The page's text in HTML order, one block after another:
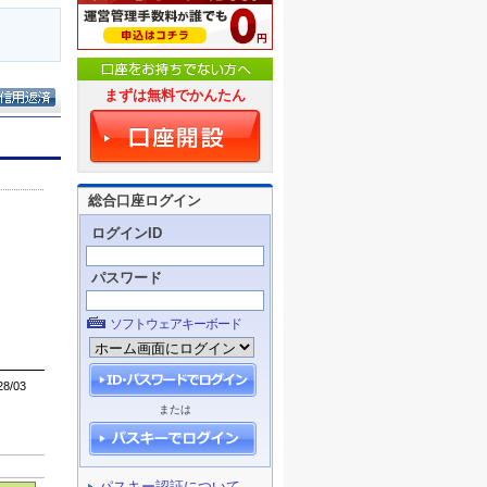
まずは無料でかんたん
総合口座ログイン
ログインID
パスワード
ソフトウェアキーボード
または